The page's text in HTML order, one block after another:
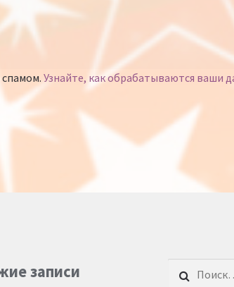
спамом.Узнайте, как обрабатываются ваши
записи